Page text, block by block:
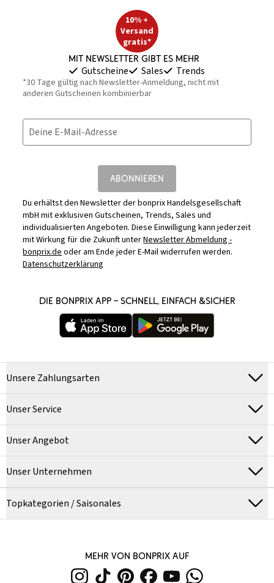
10% +
Versand
gratis*
Mit Newsletter gibt es mehr
Gutscheine Sales Trends
*30 Tage gültig nach Newsletter-Anmeldung, nicht mit
anderen Gutscheinen kombinierbar
Deine E-Mail-Adresse
ABONNIEREN
Du erhältst den Newsletter der bonprix Handelsgesellschaft
mbH mit exklusiven Gutscheinen, Trends, Sales und
individualisierten Angeboten. Diese Einwilligung kann jederzeit
mit Wirkung für die Zukunft unterNewsletter Abmeldung -
bonprix.deoder am Ende jeder E-Mail widerrufen werden.
Datenschutzerklärung
DIE BONPRIX APP – SCHNELL, EINFACH &SICHER
Unsere Zahlungsarten
Unser Service
Unser Angebot
Unser Unternehmen
Topkategorien / Saisonales
MEHR VON BONPRIX AUF